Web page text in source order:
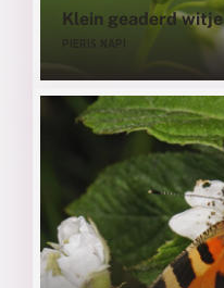
Klein geaderd witje
PIERIS NAPI